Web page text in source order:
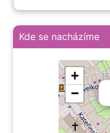
Kde se nacházíme
+
−